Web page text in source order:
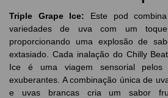
Triple GrapeIce: Este pod
variedades de uva com um
proporcionando uma explosão de
extasiado. Cada inalação do Chilly
Ice é uma viagem sensorial
exuberantes. A combinação única de
e uvas brancas cria um sabor